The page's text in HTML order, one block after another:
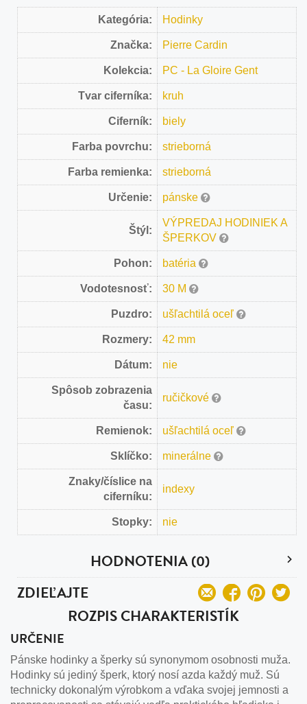
Kategória: Hodinky
Značka: Pierre Cardin
Kolekcia: PC - La Gloire Gent
Tvar ciferníka: kruh
Ciferník: biely
Farba povrchu: strieborná
Farba remienka: strieborná
Určenie: pánske
Štýl:
VÝPREDAJ HODINIEK A
ŠPERKOV
Pohon: batéria
Vodotesnosť: 30 M
Puzdro: ušľachtilá oceľ
Rozmery: 42 mm
Dátum: nie
Spôsob zobrazenia
času:
ručičkové
Remienok: ušľachtilá oceľ
Sklíčko: minerálne
Znaky/číslice na
ciferníku:
indexy
Stopky: nie
HODNOTENIA (0)
ZDIEĽAJTE
ROZPIS CHARAKTERISTÍK
URČENIE
Pánske hodinky a šperky sú synonymom osobnosti muža.
Hodinky sú jediný šperk, ktorý nosí azda každý muž. Sú
technicky dokonalým výrobkom a vďaka svojej jemnosti a